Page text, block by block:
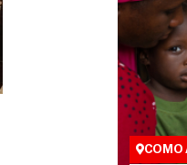
Doação
São as
que nos
vidas em
COMO